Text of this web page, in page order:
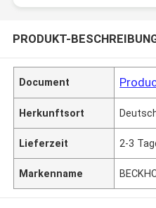
PRODUKT-
Document
Herkunftsort
Lieferzeit 2-3
Markenname